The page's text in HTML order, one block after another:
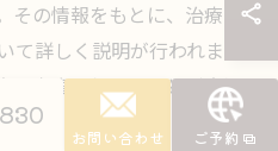
その情報をもとに、治療内
て詳しく説明が行われま
を率直に伝えることが大切
お問い合わせ ご予約